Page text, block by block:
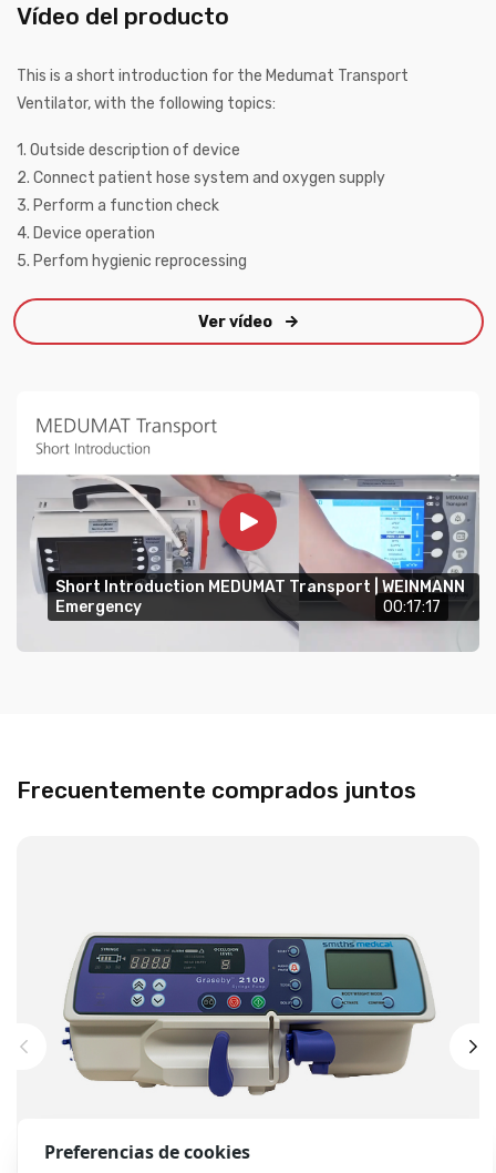
Vídeo del producto
This is a short introduction for the Medumat Transport
Ventilator, with the following topics:
1. Outside description of device
2. Connect patient hose system and oxygen supply
3. Perform a function check
4. Device operation
5. Perfom hygienic reprocessing
Ver vídeo
Short Introduction MEDUMAT Transport | WEINMANN
Emergency
00:17:17
Frecuentemente comprados juntos
Preferencias de cookies